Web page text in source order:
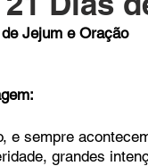
Comunhão
Jejum e Oração
e sempre
grandes